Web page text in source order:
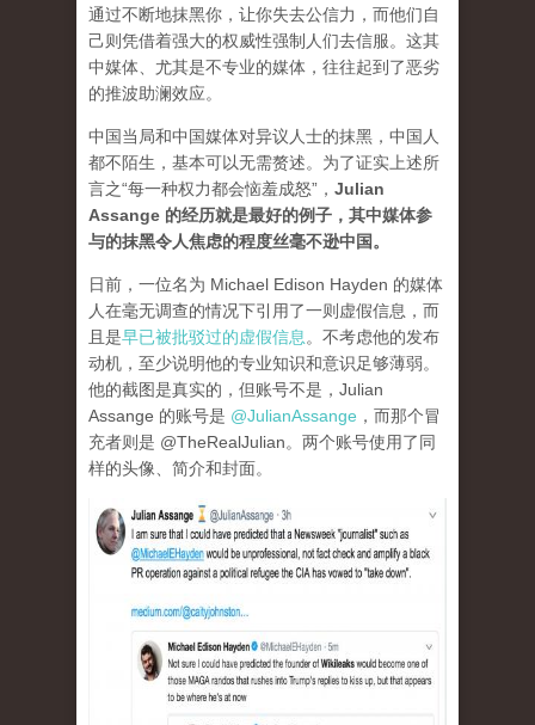
通过不断地抹黑你，让你失去公信力，而他们自
己则凭借着强大的权威性强制人们去信服。这其
中媒体、尤其是不专业的媒体，往往起到了恶劣
的推波助澜效应。
中国当局和中国媒体对异议人士的抹黑，中国人
都不陌生，基本可以无需赘述。为了证实上述所
言之“每一种权力都会恼羞成怒”， Julian
Assange 的经历就是最好的例子，其中媒体参
与的抹黑令人焦虑的程度丝毫不逊中国。
日前，一位名为 Michael Edison Hayden 的媒体
人在毫无调查的情况下引用了一则虚假信息，而
且是早已被批驳过的虚假信息 。不考虑他的发布
动机，至少说明他的专业知识和意识足够薄弱。
他的截图是真实的，但账号不是，Julian
Assange 的账号是 @JulianAssange ，而那个冒
充者则是 @TheRealJulian。两个账号使用了同
样的头像、简介和封面。